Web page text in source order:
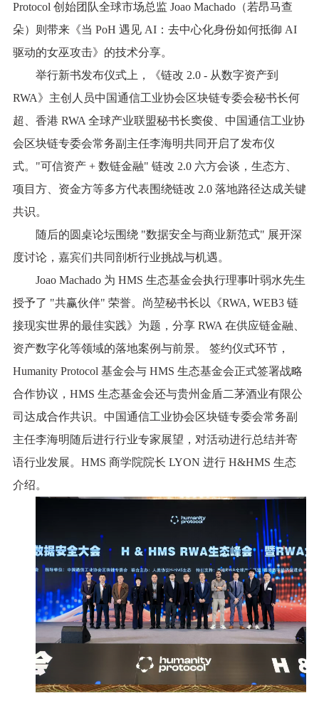
Protocol 创始团队全球市场总监 Joao Machado（若昂马查
朵）则带来《当 PoH 遇见 AI：去中心化身份如何抵御 AI
驱动的女巫攻击》的技术分享。
举行新书发布仪式上，《链改 2.0 - 从数字资产到
RWA》主创人员中国通信工业协会区块链专委会秘书长何
超、香港 RWA 全球产业联盟秘书长窦俊、中国通信工业协
会区块链专委会常务副主任李海明共同开启了发布仪
式。"可信资产 + 数链金融" 链改 2.0 六方会谈，生态方、
项目方、资金方等多方代表围绕链改 2.0 落地路径达成关键
共识。
随后的圆桌论坛围绕 "数据安全与商业新范式" 展开深
度讨论，嘉宾们共同剖析行业挑战与机遇。
Joao Machado 为 HMS 生态基金会执行理事叶弱水先生
授予了 "共赢伙伴" 荣誉。尚堃秘书长以《RWA, WEB3 链
接现实世界的最佳实践》为题，分享 RWA 在供应链金融、
资产数字化等领域的落地案例与前景。 签约仪式环节，
Humanity Protocol 基金会与 HMS 生态基金会正式签署战略
合作协议，HMS 生态基金会还与贵州金盾二茅酒业有限公
司达成合作共识。中国通信工业协会区块链专委会常务副
主任李海明随后进行行业专家展望，对活动进行总结并寄
语行业发展。HMS 商学院院长 LYON 进行 H&HMS 生态
介绍。